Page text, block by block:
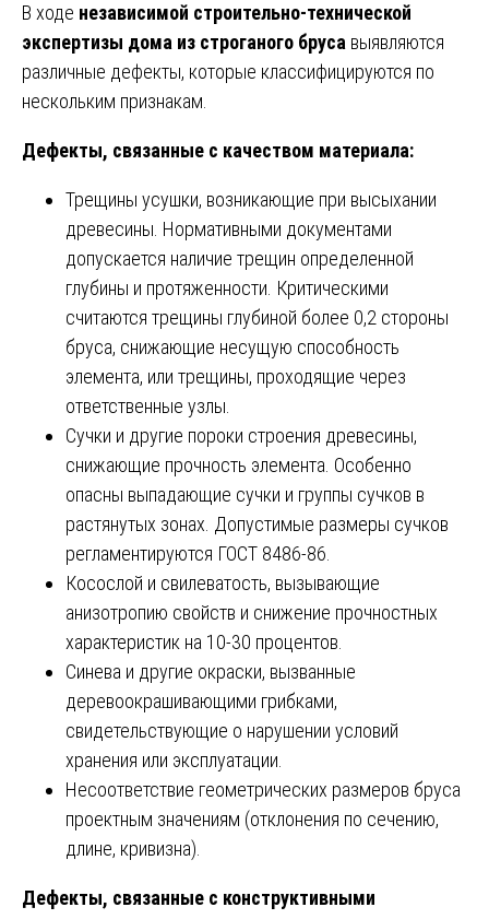
В ходе независимой строительно-технической
экспертизы дома из строганого бруса выявляются
различные дефекты, которые классифицируются по
нескольким признакам.
Дефекты, связанные с качеством материала:
Трещины усушки, возникающие при высыхании
древесины. Нормативными документами
допускается наличие трещин определенной
глубины и протяженности. Критическими
считаются трещины глубиной более 0,2 стороны
бруса, снижающие несущую способность
элемента, или трещины, проходящие через
ответственные узлы.
Сучки и другие пороки строения древесины,
снижающие прочность элемента. Особенно
опасны выпадающие сучки и группы сучков в
растянутых зонах. Допустимые размеры сучков
регламентируются ГОСТ 8486-86.
Косослой и свилеватость, вызывающие
анизотропию свойств и снижение прочностных
характеристик на 10-30 процентов.
Синева и другие окраски, вызванные
деревоокрашивающими грибками,
свидетельствующие о нарушении условий
хранения или эксплуатации.
Несоответствие геометрических размеров бруса
проектным значениям (отклонения по сечению,
длине, кривизна).
Дефекты, связанные с конструктивными